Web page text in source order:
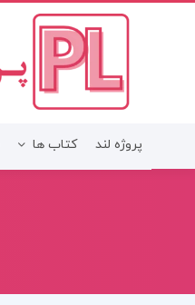
پروژه لند کتاب ها